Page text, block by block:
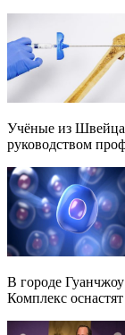
Учёные из
руководством
В городе
Комплекс